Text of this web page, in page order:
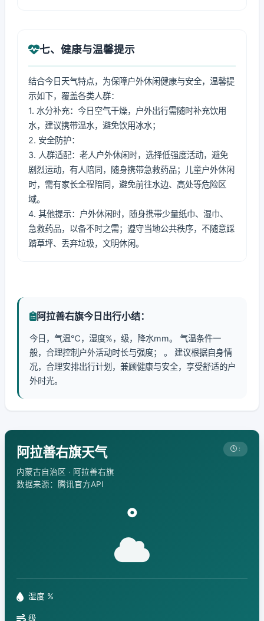
七、健康与温馨提示
结合今日天气特点，为保障户外休闲健康与安全，温馨提
示如下，覆盖各类人群：
1. 水分补充：今日空气干燥，户外出行需随时补充饮用
水，建议携带温水，避免饮用冰水；
2. 安全防护：
3. 人群适配：老人户外休闲时，选择低强度活动，避免
剧烈运动，有人陪同，随身携带急救药品；儿童户外休闲
时，需有家长全程陪同，避免前往水边、高处等危险区
域。
4. 其他提示：户外休闲时，随身携带少量纸巾、湿巾、
急救药品，以备不时之需；遵守当地公共秩序，不随意踩
踏草坪、丢弃垃圾，文明休闲。
阿拉善右旗今日出行小结：
今日，气温℃，湿度%，级，降水mm。 气温条件一
般，合理控制户外活动时长与强度； 。 建议根据自身情
况，合理安排出行计划，兼顾健康与安全，享受舒适的户
外时光。
阿拉善右旗天气
内蒙古自治区 · 阿拉善右旗
数据来源：腾讯官方API
:
°
湿度 %
级